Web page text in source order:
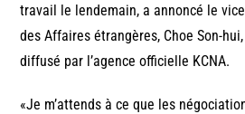
travail le lendemain, a annoncé le
des Affaires étrangères, Choe Son-
diffusé par l’agence officielle KCNA.
«Je m’attends à ce que les